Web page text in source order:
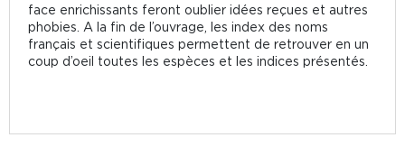
face enrichissants feront oublier idées reçues et autres
phobies. A la fin de l’ouvrage, les index des noms
français et scientifiques permettent de retrouver en un
coup d’oeil toutes les espèces et les indices présentés.